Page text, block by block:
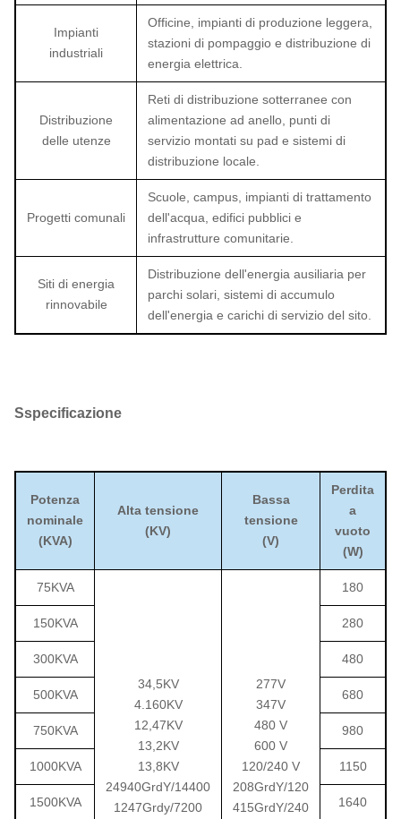
Impianti
industriali
Officine, impianti di produzione leggera,
stazioni di pompaggio e distribuzione di
energia elettrica.
Distribuzione
delle utenze
Reti di distribuzione sotterranee con
alimentazione ad anello, punti di
servizio montati su pad e sistemi di
distribuzione locale.
Progetti comunali
Scuole, campus, impianti di trattamento
dell'acqua, edifici pubblici e
infrastrutture comunitarie.
Siti di energia
rinnovabile
Distribuzione dell'energia ausiliaria per
parchi solari, sistemi di accumulo
dell'energia e carichi di servizio del sito.
Sspecificazione
Potenza
nominale
(KVA)
Alta tensione
(KV)
Bassa
tensione
(V)
Perdita
a
vuoto
(W)
75KVA
34,5KV
4.160KV
12,47KV
13,2KV
13,8KV
24940GrdY/14400
1247Grdy/7200
277V
347V
480 V
600 V
120/240 V
208GrdY/120
415GrdY/240
180
150KVA 280
300KVA 480
500KVA 680
750KVA 980
1000KVA 1150
1500KVA 1640